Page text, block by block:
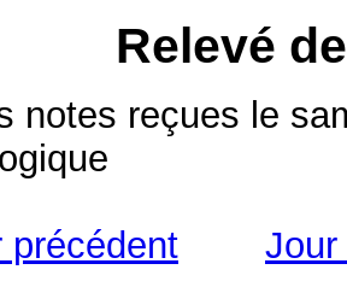
Relevé
notes reçues le
précédent